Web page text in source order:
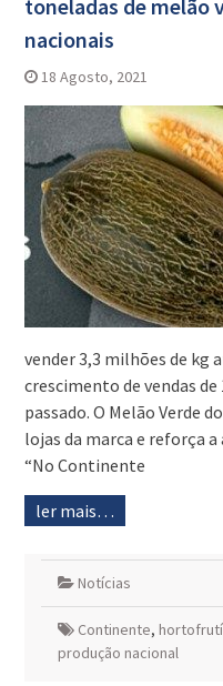
toneladas de melão
nacionais
18 Agosto, 2021
vender 3,3 milhões de kg
crescimento de vendas
passado. O Melão Verde
lojas da marca e reforça
“No Continente
ler mais…
Notícias
Continente,
produção nacional